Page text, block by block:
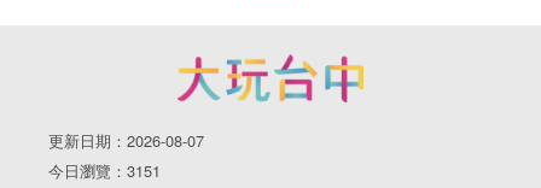
更新日期：2026-08-07
今日瀏覽：3151